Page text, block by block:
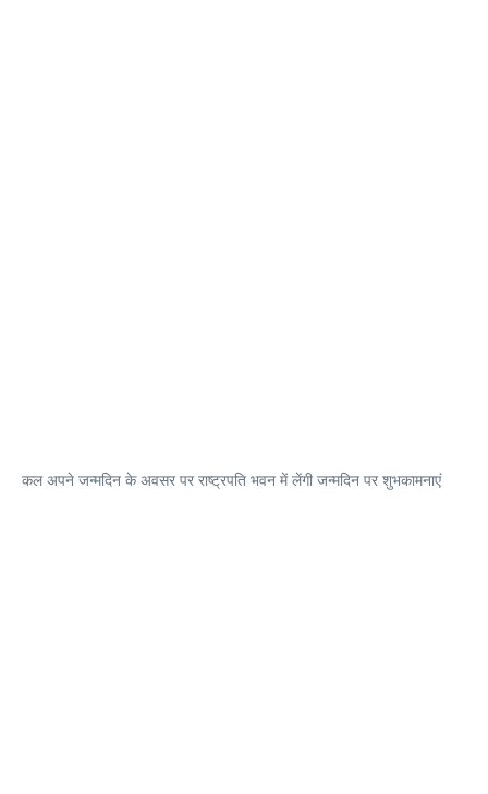
कल अपने जन्मदिन के अवसर पर राष्ट्रपति भवन में लेंगी जन्मदिन पर शुभकामनाएं